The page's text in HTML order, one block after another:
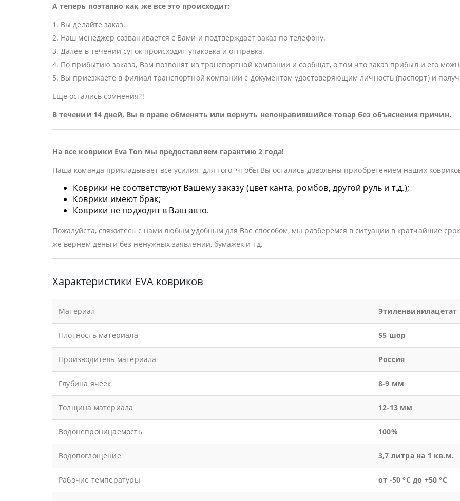
А теперь поэтапно как же все это происходит:
1. Вы делайте заказ.
2. Наш менеджер созванивается с Вами и подтверждает заказ по телефону.
3. Далее в течении суток происходит упаковка и отправка.
4. По прибытию заказа, Вам позвонят из транспортной компании и сообщат, о том что заказ прибыл и его
5. Вы приезжаете в филиал транспортной компании с документом удостоверяющим личность (паспорт) и
Еще остались сомнения?!
В течении 14 дней, Вы в праве обменять или вернуть непонравившийся товар без объяснения причин.
На все коврики Eva Ton мы предоставляем гарантию 2 года!
Наша команда прикладывает все усилия, для того, чтобы Вы остались довольны приобретением наших
Коврики не соответствуют Вашему заказу (цвет канта, ромбов, другой руль и т.д.);
Коврики имеют брак;
Коврики не подходят в Ваш авто.
Пожалуйста, свяжитесь с нами любым удобным для Вас способом, мы разберемся в ситуации в кратчайшие
же вернем деньги без ненужных заявлений, бумажек и тд.
Характеристики EVA ковриков
Материал Этиленвинилацетат
Плотность материала 55 шор
Производитель материала Россия
Глубина ячеек 8-9 мм
Толщина материала 12-13 мм
Водонепроницаемость 100%
Водопоглощение 3,7 литра на 1 кв.м.
Рабочие температуры от -50 °С до +50 °С